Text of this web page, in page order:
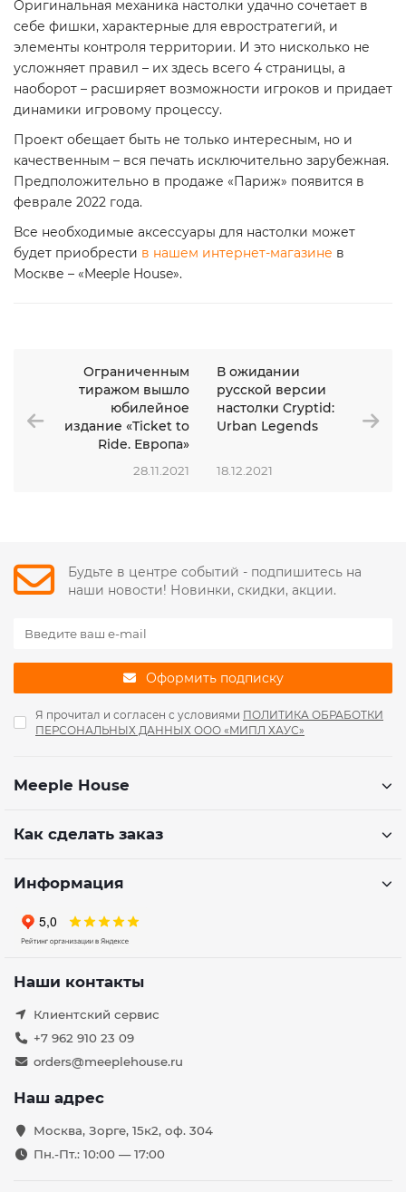
Оригинальная механика настолки удачно сочетает в
себе фишки, характерные для евростратегий, и
элементы контроля территории. И это нисколько не
усложняет правил – их здесь всего 4 страницы, а
наоборот – расширяет возможности игроков и придает
динамики игровому процессу.
Проект обещает быть не только интересным, но и
качественным – вся печать исключительно зарубежная.
Предположительно в продаже «Париж» появится в
феврале 2022 года.
Все необходимые аксессуары для настолки может
будет приобрести в нашем интернет-магазине в
Москве – «Meeple House».
Ограниченным
тиражом вышло
юбилейное
издание «Ticket to
Ride. Европа»
28.11.2021
В ожидании
русской версии
настолки Cryptid:
Urban Legends
18.12.2021
Будьте в центре событий - подпишитесь на
наши новости! Новинки, скидки, акции.
Оформить подписку
Я прочитал и согласен с условиями ПОЛИТИКА ОБРАБОТКИ
ПЕРСОНАЛЬНЫХ ДАННЫХ ООО «МИПЛ ХАУС»
Meeple House
Как сделать заказ
Информация
Наши контакты
Клиентский сервис
+7 962 910 23 09
orders@meeplehouse.ru
Наш адрес
Москва, Зорге, 15к2, оф. 304
Пн.-Пт.: 10:00 — 17:00